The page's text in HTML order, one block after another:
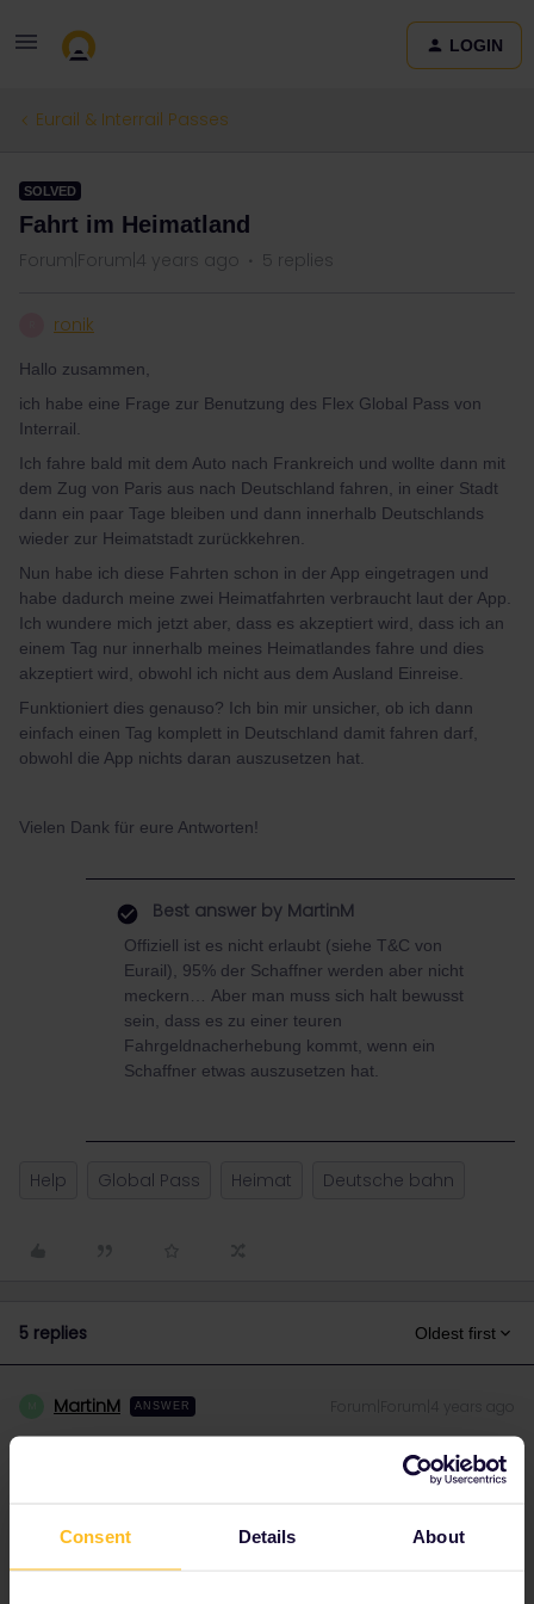
Consent Details About
LOGIN
Eurail & Interrail Passes
SOLVED
Fahrt im Heimatland
Forum|Forum|4 years ago 5 replies
ronik
Hallo zusammen,
ich habe eine Frage zur Benutzung des Flex Global Pass von
Interrail.
Ich fahre bald mit dem Auto nach Frankreich und wollte dann mit
dem Zug von Paris aus nach Deutschland fahren, in einer Stadt
dann ein paar Tage bleiben und dann innerhalb Deutschlands
wieder zur Heimatstadt zurückkehren.
Nun habe ich diese Fahrten schon in der App eingetragen und
habe dadurch meine zwei Heimatfahrten verbraucht laut der App.
Ich wundere mich jetzt aber, dass es akzeptiert wird, dass ich an
einem Tag nur innerhalb meines Heimatlandes fahre und dies
akzeptiert wird, obwohl ich nicht aus dem Ausland Einreise.
Funktioniert dies genauso? Ich bin mir unsicher, ob ich dann
einfach einen Tag komplett in Deutschland damit fahren darf,
obwohl die App nichts daran auszusetzen hat.
Vielen Dank für eure Antworten!
Best answer by MartinM
Offiziell ist es nicht erlaubt (siehe T&C von
Eurail), 95% der Schaffner werden aber nicht
meckern… Aber man muss sich halt bewusst
sein, dass es zu einer teuren
Fahrgeldnacherhebung kommt, wenn ein
Schaffner etwas auszusetzen hat.
Help Global Pass Heimat Deutsche bahn
5 replies Oldest first
MartinM ANSWER
Offiziell ist es nicht erlaubt (siehe T&C von Eurail), 95% der
Schaffner werden aber nicht meckern… Aber man muss sich halt